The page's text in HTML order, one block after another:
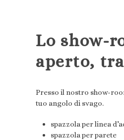
Lo show-
aperto,
Presso il nostro show-
tuo angolo di svago.
spazzola per linea
spazzola per parete